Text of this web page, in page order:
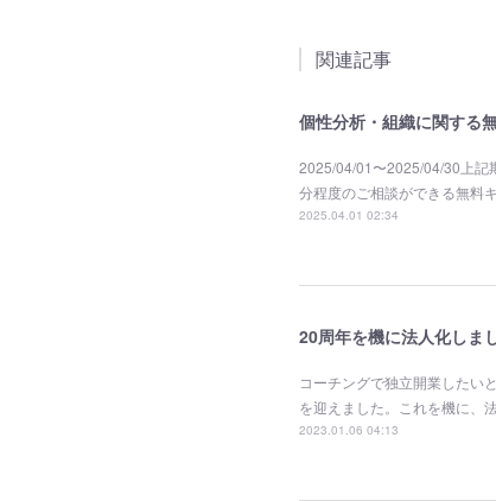
関連記事
個性分析・組織に関する
2025/04/01〜2025/04/30上記
分程度のご相談ができる無料
2025.04.01 02:34
20周年を機に法人化しま
コーチングで独立開業したい
を迎えました。これを機に、
2023.01.06 04:13